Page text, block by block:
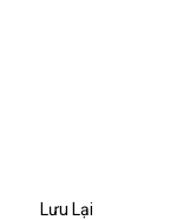
Lưu Lại